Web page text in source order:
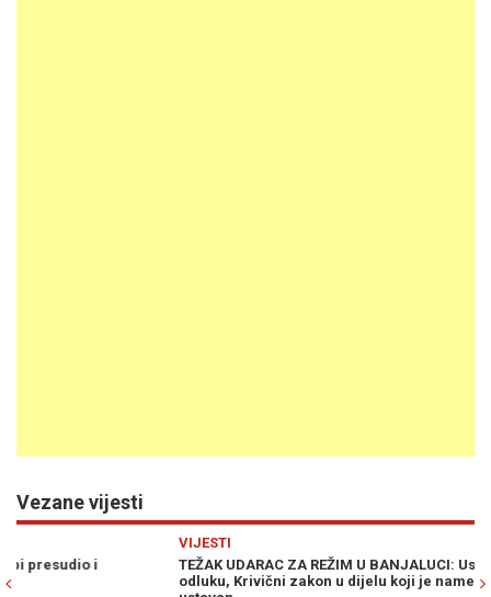
Vezane vijesti
TEŽAK UDARAC ZA REŽIM U BANJALUCI: Ustavni sud BiH donio
odluku, Krivični zakon u dijelu koji je nametnuo Schmidt je